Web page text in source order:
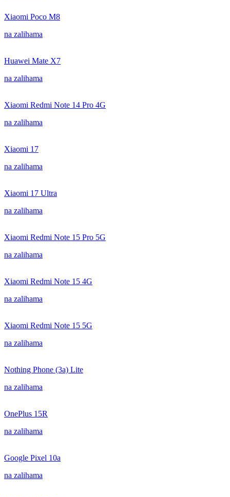
Xiaomi Poco M8
na zalihama
Huawei Mate X7
na zalihama
Xiaomi Redmi Note 14 Pro 4G
na zalihama
Xiaomi 17
na zalihama
Xiaomi 17 Ultra
na zalihama
Xiaomi Redmi Note 15 Pro 5G
na zalihama
Xiaomi Redmi Note 15 4G
na zalihama
Xiaomi Redmi Note 15 5G
na zalihama
Nothing Phone (3a) Lite
na zalihama
OnePlus 15R
na zalihama
Google Pixel 10a
na zalihama